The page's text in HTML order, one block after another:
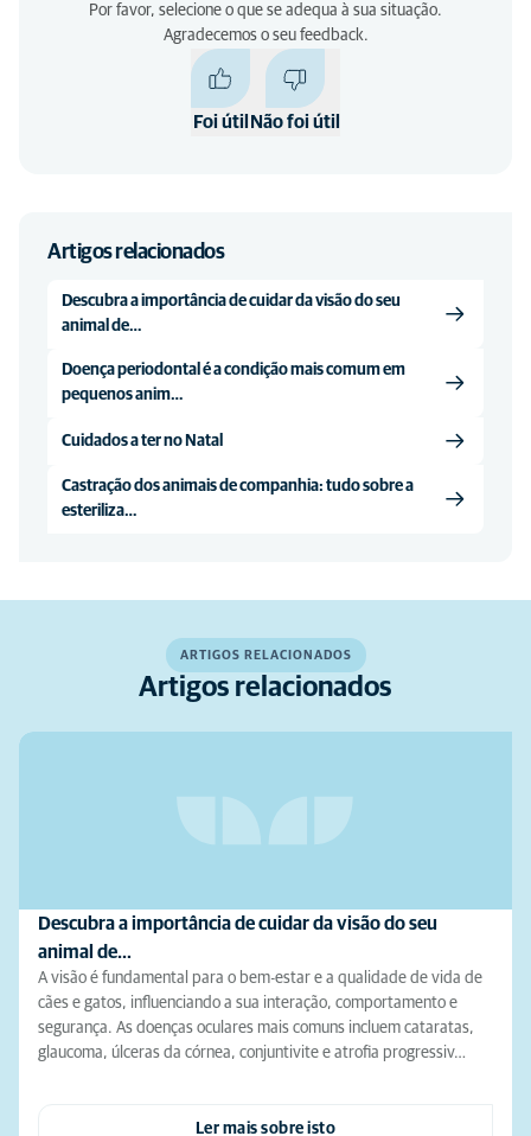
Por favor, selecione o que se adequa à sua situação.
Agradecemos o seu feedback.
Foi útil Não foi útil
Artigos relacionados
Descubra a importância de cuidar da visão do seu
animal de…
Doença periodontal é a condição mais comum em
pequenos anim…
Cuidados a ter no Natal
Castração dos animais de companhia: tudo sobre a
esteriliza…
ARTIGOS RELACIONADOS
Artigos relacionados
Descubra a importância de cuidar da visão do seu
animal de…
A visão é fundamental para o bem-estar e a qualidade de vida de
cães e gatos, influenciando a sua interação, comportamento e
segurança. As doenças oculares mais comuns incluem cataratas,
glaucoma, úlceras da córnea, conjuntivite e atrofia progressiv…
Ler mais sobre isto